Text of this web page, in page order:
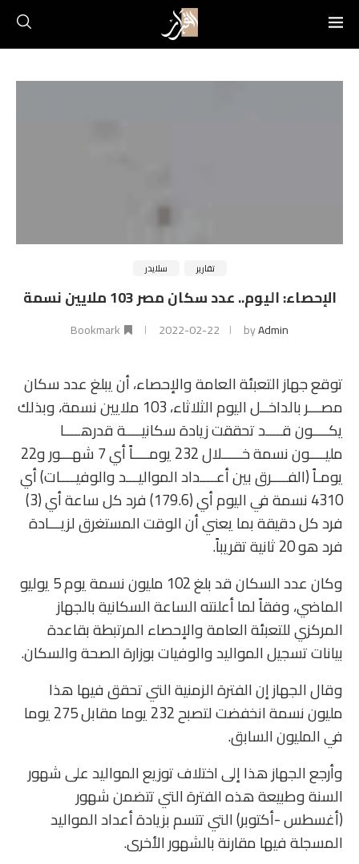
تقارير سلايدر
الإحصاء: اليوم.. عدد سكان مصر 103 ملايين نسمة
byAdmin
2022-02-22
Bookmark
توقع جهاز التعبئة العامة والإحصاء، أن يبلغ عدد سكان
مصـــر بالداخــل اليوم الثلاثاء، 103 ملايين نسمة، وبذلك
يكــــون قــــد تحققت زيادة سكانيــــة قدرهــــا
مليــــون نسمة خـــــلال 232 يومــــاً أي 7 شهـــور و22
يومـاً (الفــــرق بين أعــــداد المواليـــد والوفيــــات) أي
4310 نسمة في اليوم أي (179.6) فرد كل ساعة أي (3)
فرد كل دقيقة بما يعني أن الوقت المستغرق لزيـــادة
فرد هو 20 ثانية تقريباً.
وكان عدد السكان قد بلغ 102 مليون نسمة يوم 5 يوليو
الماضي، وفقاً لما أعلنته الساعة السكانية بالجهاز
المركزي للتعبئة العامة والإحصاء المرتبطة بقاعدة
بيانات تسجيل المواليد والوفيات بوزارة الصحة والسكان.
وقال الجهاز إن الفترة الزمنية التي تحقق فيها هذا
مليون نسمة انخفضت لتصبح 232 يوما مقابل 275 يوما
في المليون السابق.
وأرجع الجهاز هذا إلى اختلاف توزيع المواليد على شهور
السنة وطبيعة هذه الفترة التي تتضمن شهور
(أغسطس -أكتوبر) التي تتسم بزيادة أعداد المواليد
المسجلة فيها مقارنة بالشهور الأخرى.